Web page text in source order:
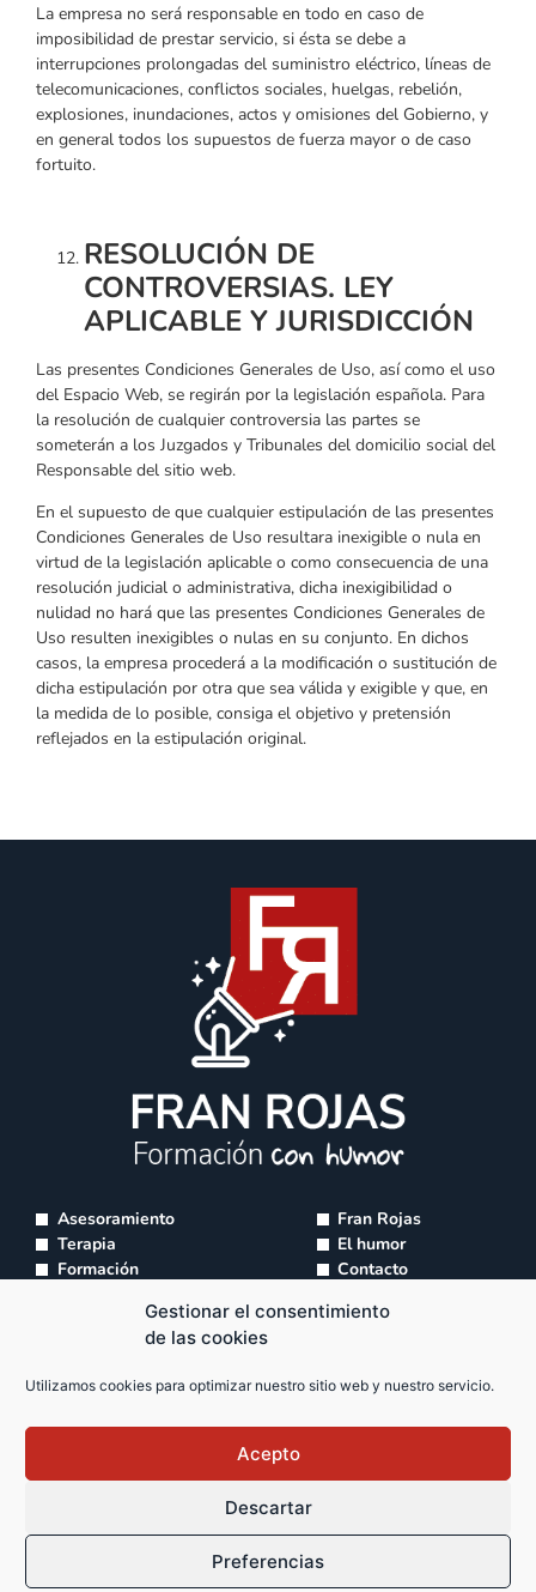
Gestionar el consentimiento
de las cookies
Utilizamos cookies para optimizar nuestro sitio web y nuestro servicio.
Acepto
Descartar
Preferencias
La empresa no será responsable en todo en caso de
imposibilidad de prestar servicio, si ésta se debe a
interrupciones prolongadas del suministro eléctrico, líneas de
telecomunicaciones, conflictos sociales, huelgas, rebelión,
explosiones, inundaciones, actos y omisiones del Gobierno, y
en general todos los supuestos de fuerza mayor o de caso
fortuito.
RESOLUCIÓN DE
CONTROVERSIAS. LEY
APLICABLE Y JURISDICCIÓN
Las presentes Condiciones Generales de Uso, así como el uso
del Espacio Web, se regirán por la legislación española. Para
la resolución de cualquier controversia las partes se
someterán a los Juzgados y Tribunales del domicilio social del
Responsable del sitio web.
En el supuesto de que cualquier estipulación de las presentes
Condiciones Generales de Uso resultara inexigible o nula en
virtud de la legislación aplicable o como consecuencia de una
resolución judicial o administrativa, dicha inexigibilidad o
nulidad no hará que las presentes Condiciones Generales de
Uso resulten inexigibles o nulas en su conjunto. En dichos
casos, la empresa procederá a la modificación o sustitución de
dicha estipulación por otra que sea válida y exigible y que, en
la medida de lo posible, consiga el objetivo y pretensión
reflejados en la estipulación original.
Asesoramiento
Terapia
Formación
Supervisión de equipos
Fran Rojas
El humor
Contacto
info@franrojas.com
© Fran Rojas. Todos los derechos reservados.
CookiesDiseño